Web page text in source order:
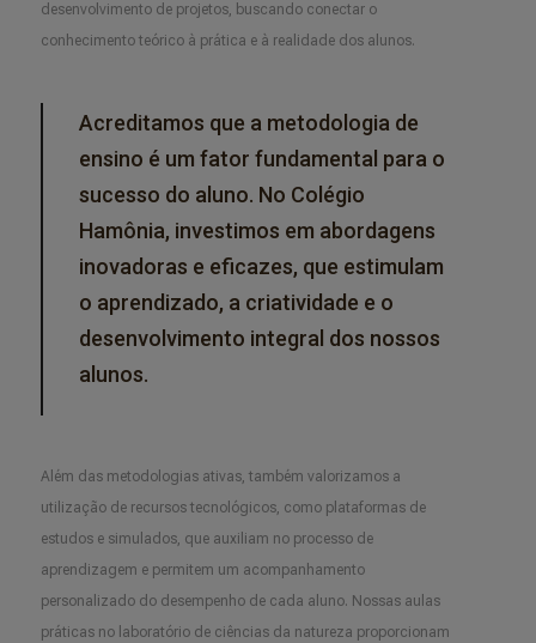
desenvolvimento de projetos, buscando conectar o
conhecimento teórico à prática e à realidade dos alunos.
Acreditamos que a metodologia de
ensino é um fator fundamental para o
sucesso do aluno. No Colégio
Hamônia, investimos em abordagens
inovadoras e eficazes, que estimulam
o aprendizado, a criatividade e o
desenvolvimento integral dos nossos
alunos.
Além das metodologias ativas, também valorizamos a
utilização de recursos tecnológicos, como plataformas de
estudos e simulados, que auxiliam no processo de
aprendizagem e permitem um acompanhamento
personalizado do desempenho de cada aluno. Nossas aulas
práticas no laboratório de ciências da natureza proporcionam